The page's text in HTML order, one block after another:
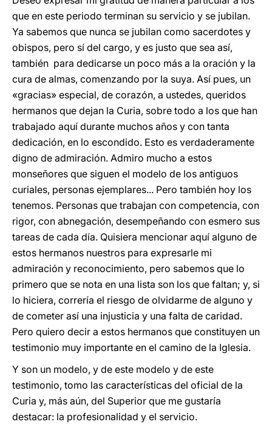
que en este periodo terminan su servicio y se jubilan.
Ya sabemos que nunca se jubilan como sacerdotes y
obispos, pero sí del cargo, y es justo que sea así,
también para dedicarse un poco más a la oración y la
cura de almas, comenzando por la suya. Así pues, un
«gracias» especial, de corazón, a ustedes, queridos
hermanos que dejan la Curia, sobre todo a los que han
trabajado aquí durante muchos años y con tanta
dedicación, en lo escondido. Esto es verdaderamente
digno de admiración. Admiro mucho a estos
monseñores que siguen el modelo de los antiguos
curiales, personas ejemplares... Pero también hoy los
tenemos. Personas que trabajan con competencia, con
rigor, con abnegación, desempeñando con esmero sus
tareas de cada día. Quisiera mencionar aquí alguno de
estos hermanos nuestros para expresarle mi
admiración y reconocimiento, pero sabemos que lo
primero que se nota en una lista son los que faltan; y, si
lo hiciera, correría el riesgo de olvidarme de alguno y
de cometer así una injusticia y una falta de caridad.
Pero quiero decir a estos hermanos que constituyen un
testimonio muy importante en el camino de la Iglesia.
Y son un modelo, y de este modelo y de este
testimonio, tomo las características del oficial de la
Curia y, más aún, del Superior que me gustaría
destacar: la profesionalidad y el servicio.